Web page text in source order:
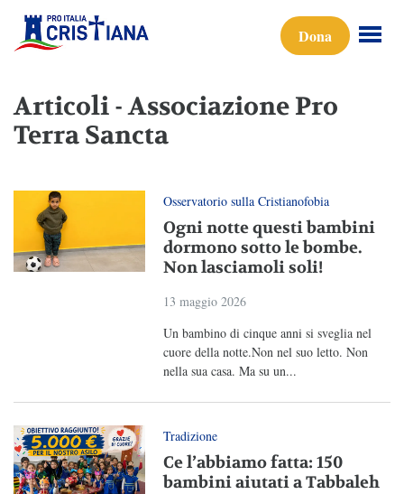
Dona
Articoli - Associazione Pro
Terra Sancta
Osservatorio sulla Cristianofobia
Ogni notte questi bambini
dormono sotto le bombe.
Non lasciamoli soli!
13 maggio 2026
Un bambino di cinque anni si sveglia nel
cuore della notte.Non nel suo letto. Non
nella sua casa. Ma su un...
Tradizione
Ce l’abbiamo fatta: 150
bambini aiutati a Tabbaleh